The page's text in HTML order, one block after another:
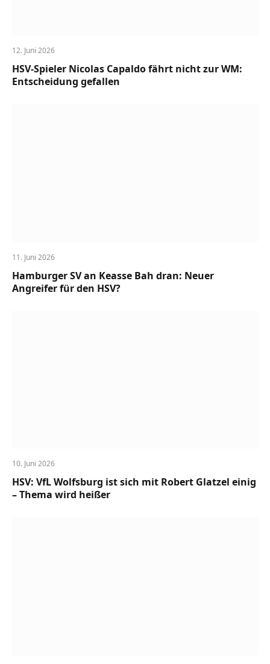
12. Juni 2026
HSV-Spieler Nicolas Capaldo fährt nicht zur WM:
Entscheidung gefallen
11. Juni 2026
Hamburger SV an Keasse Bah dran: Neuer
Angreifer für den HSV?
10. Juni 2026
HSV: VfL Wolfsburg ist sich mit Robert Glatzel einig
– Thema wird heißer